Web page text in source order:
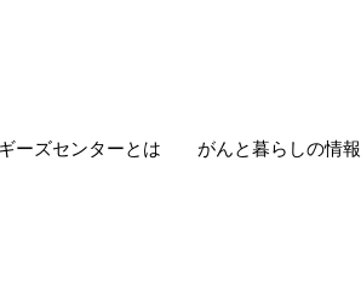
ーズセンターとは がんと暮らしの情報